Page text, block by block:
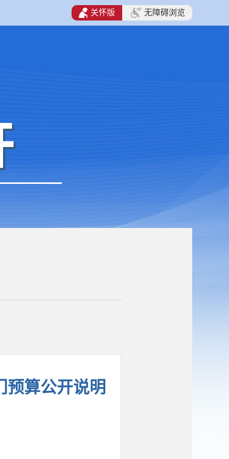
预算公开说明
关怀版 无障碍浏览